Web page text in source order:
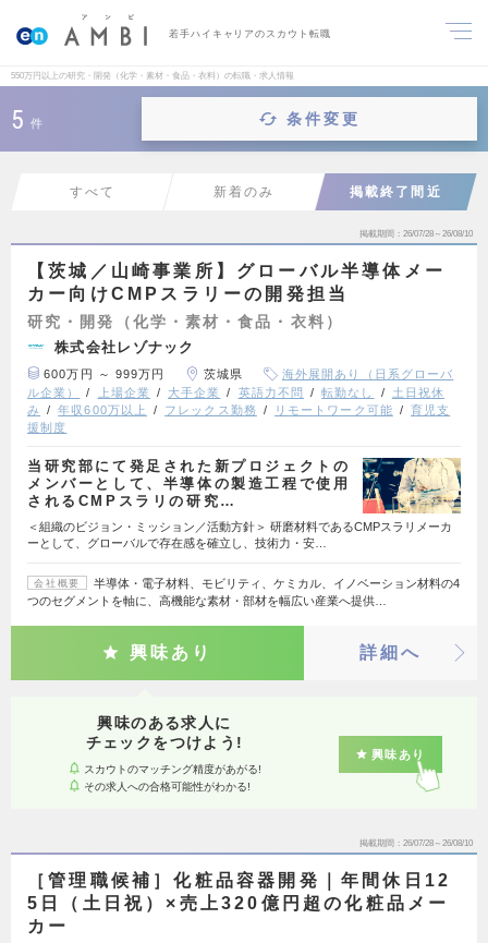
若手ハイキャリアのスカウト転職
550万円以上の研究・開発（化学・素材・食品・衣料）の転職・求人情報
5 件 条件変更
すべて 新着のみ 掲載終了間近
掲載期間 26/07/28～26/08/10
【茨城／山崎事業所】グローバル半導体メー
カー向けCMPスラリーの開発担当
研究・開発（化学・素材・食品・衣料）
株式会社レゾナック
600万円 ～ 999万円 茨城県
海外展開あり（日系グローバ
ル企業）
上場企業 大手企業 英語力不問 転勤なし
土日祝休
み
年収600万以上 フレックス勤務 リモートワーク可能
育児支
援制度
当研究部にて発足された新プロジェクトの
メンバーとして、半導体の製造工程で使用
されるCMPスラリの研究…
＜組織のビジョン・ミッション／活動方針＞ 研磨材料であるCMPスラリメーカ
ーとして、グローバルで存在感を確立し、技術力・安…
会社概要
半導体・電子材料、モビリティ、ケミカル、イノベーション材料の4
つのセグメントを軸に、高機能な素材・部材を幅広い産業へ提供…
興味あり 詳細へ
興味のある求人に
チェックをつけよう!
スカウトのマッチング精度があがる!
その求人への合格可能性がわかる!
興味あり
掲載期間 26/07/28～26/08/10
［管理職候補］化粧品容器開発｜年間休日12
5日（土日祝）×売上320億円超の化粧品メー
カー